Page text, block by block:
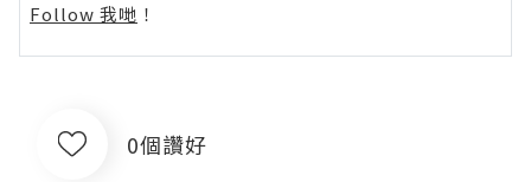
Follow 我哋 ！
0個讚好